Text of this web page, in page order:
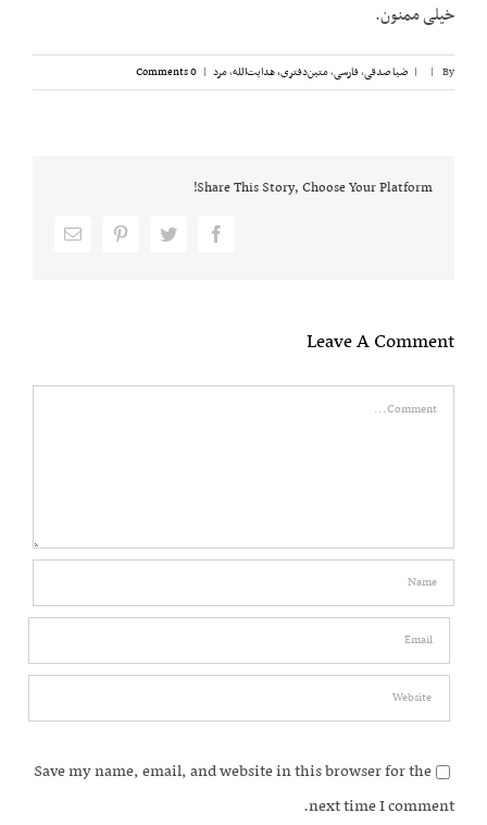
خیلی ممنون.
By
|
| ضیا صدقی,فارسی,متین‌دفتری، هدایت‌الله,مرد |
0 Comments
Share This Story, Choose Your Platform!
facebook
twitter
pinterest
Email
Leave A Comment
Comment
Save my name, email, and website in this browser for the
next time I comment.